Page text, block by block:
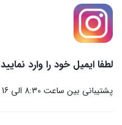
لطفا ایمیل خود را وارد نمایید
پشتیبانی بین ساعت 8:30 الی 16